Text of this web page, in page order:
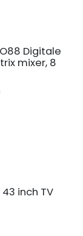
Digitale
mixer, 8
43 inch TV